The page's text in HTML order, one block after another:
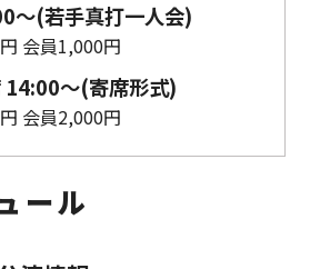
(若手真打一人会)
会員1,000円
14:00〜(寄席形式)
会員2,000円
ール